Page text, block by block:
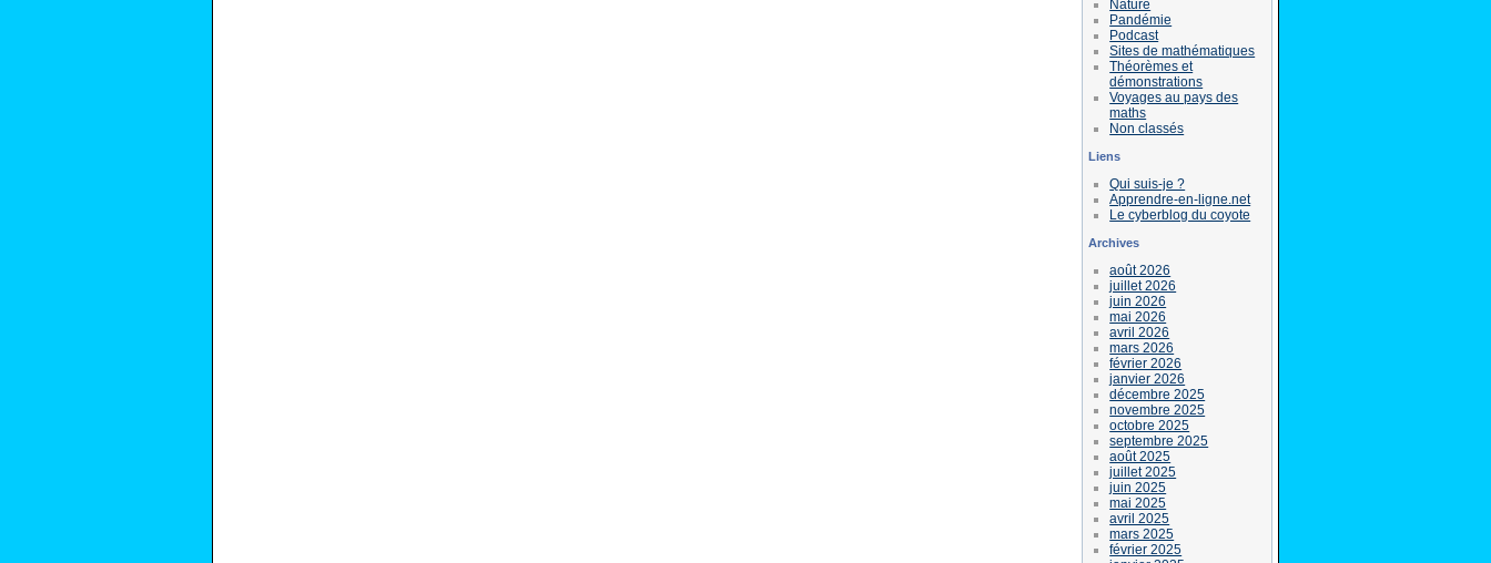
Nature
Pandémie
Podcast
Sites de mathématiques
Théorèmes et
démonstrations
Voyages au pays des
maths
Non classés
Liens
Qui suis-je ?
Apprendre-en-ligne.net
Le cyberblog du coyote
Archives
août 2026
juillet 2026
juin 2026
mai 2026
avril 2026
mars 2026
février 2026
janvier 2026
décembre 2025
novembre 2025
octobre 2025
septembre 2025
août 2025
juillet 2025
juin 2025
mai 2025
avril 2025
mars 2025
février 2025